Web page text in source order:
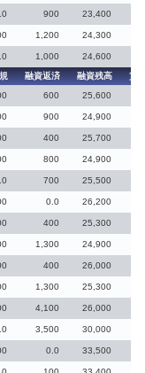
900 23,400
1,200 24,300
1,000 24,600
融資返済 融資残高
貸
600 25,600
900 24,900
400 25,700
800 24,900
700 25,500
0.0 26,200
400 25,300
1,300 24,900
400 26,000
1,300 25,300
4,100 26,000
3,500 30,000
0.0 33,500